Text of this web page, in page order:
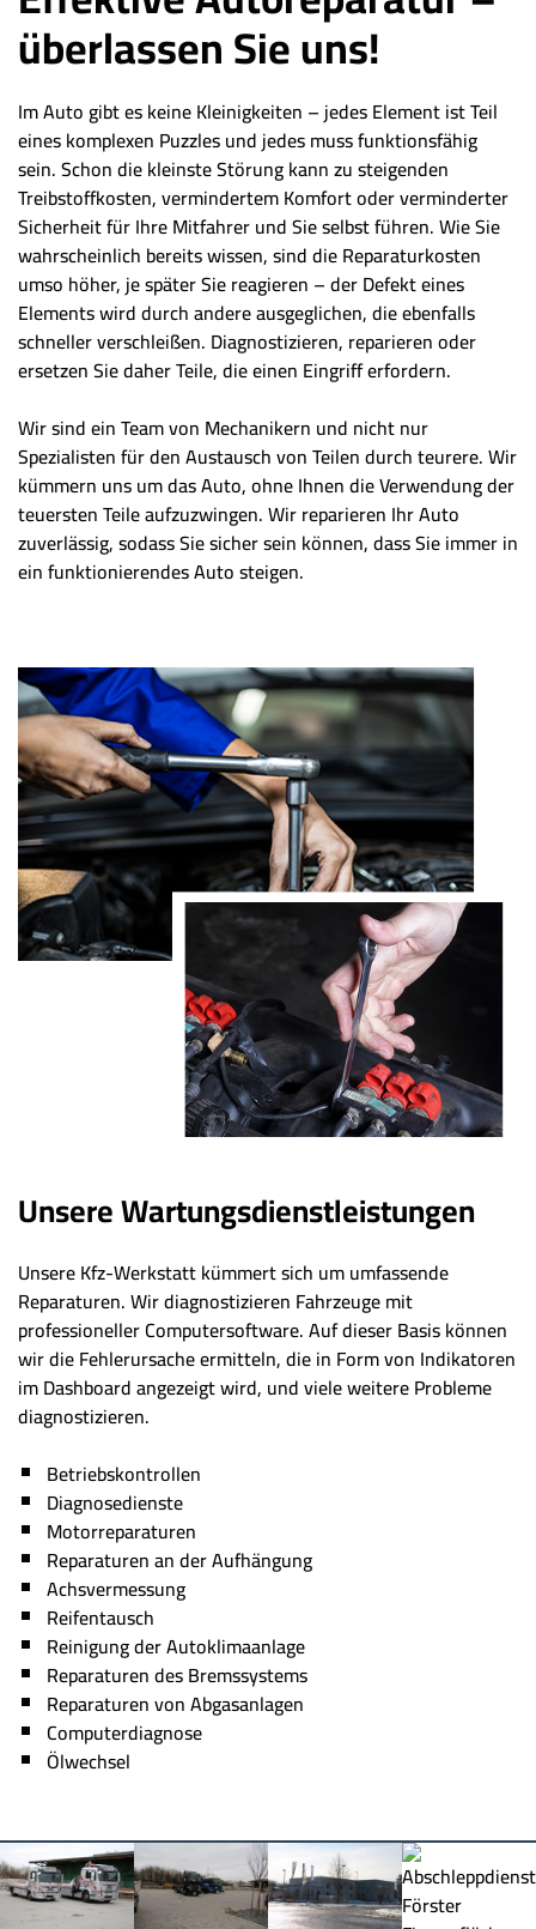
überlassen Sie uns!
Im Auto gibt es keine Kleinigkeiten – jedes Element ist Teil
eines komplexen Puzzles und jedes muss funktionsfähig
sein. Schon die kleinste Störung kann zu steigenden
Treibstoffkosten, vermindertem Komfort oder verminderter
Sicherheit für Ihre Mitfahrer und Sie selbst führen. Wie Sie
wahrscheinlich bereits wissen, sind die Reparaturkosten
umso höher, je später Sie reagieren – der Defekt eines
Elements wird durch andere ausgeglichen, die ebenfalls
schneller verschleißen. Diagnostizieren, reparieren oder
ersetzen Sie daher Teile, die einen Eingriff erfordern.
Wir sind ein Team von Mechanikern und nicht nur
Spezialisten für den Austausch von Teilen durch teurere. Wir
kümmern uns um das Auto, ohne Ihnen die Verwendung der
teuersten Teile aufzuzwingen. Wir reparieren Ihr Auto
zuverlässig, sodass Sie sicher sein können, dass Sie immer in
ein funktionierendes Auto steigen.
Unsere Wartungsdienstleistungen
Unsere Kfz-Werkstatt kümmert sich um umfassende
Reparaturen. Wir diagnostizieren Fahrzeuge mit
professioneller Computersoftware. Auf dieser Basis können
wir die Fehlerursache ermitteln, die in Form von Indikatoren
im Dashboard angezeigt wird, und viele weitere Probleme
diagnostizieren.
Betriebskontrollen
Diagnosedienste
Motorreparaturen
Reparaturen an der Aufhängung
Achsvermessung
Reifentausch
Reinigung der Autoklimaanlage
Reparaturen des Bremssystems
Reparaturen von Abgasanlagen
Computerdiagnose
Ölwechsel